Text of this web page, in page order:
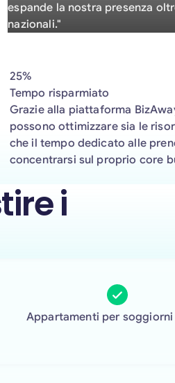
espande la nostra presenza
nazionali."
25%
Tempo risparmiato
Grazie alla piattaforma
possono ottimizzare sia le
che il tempo dedicato alle
concentrarsi sul proprio core
i
Appartamenti per soggiorni